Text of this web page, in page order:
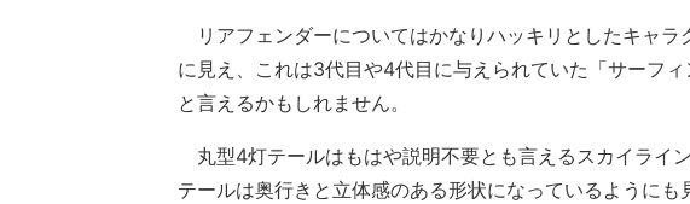
リアフェンダーについてはかなりハッキリとしたキャラ
に見え、これは3代目や4代目に与えられていた「サーフ
と言えるかもしれません。
丸型4灯テールはもはや説明不要とも言えるスカイライ
テールは奥行きと立体感のある形状になっているように